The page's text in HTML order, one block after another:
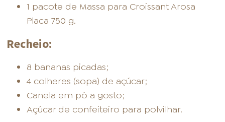
1 pacote de Massa para Croissant Arosa
Placa 750 g.
Recheio:
8 bananas picadas;
4 colheres (sopa) de açúcar;
Canela em pó a gosto;
Açúcar de confeiteiro para polvilhar.